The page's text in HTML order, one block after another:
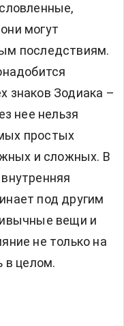
могут
последствиям.
знаков Зодиака –
нее нельзя
простых
и сложных. В
под другим
вещи и
не только на
в целом.